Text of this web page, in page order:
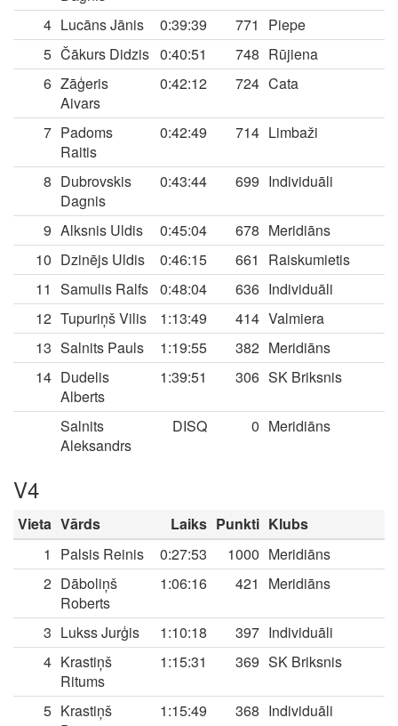
4 Lucāns Jānis 0:39:39 771
Piepe
5 Čākurs Didzis 0:40:51 748 Rūjiena
6 Zāģeris
Aivars
0:42:12 724 Cata
7 Padoms
Raitis
0:42:49 714 Limbaži
8 Dubrovskis
Dagnis
0:43:44 699 Individuāli
9 Alksnis Uldis 0:45:04 678 Meridiāns
10 Dzinējs Uldis 0:46:15 661
Raiskumietis
11 Samulis Ralfs 0:48:04 636 Individuāli
12 Tupuriņš Vilis 1:13:49 414 Valmiera
13 Salnits Pauls 1:19:55 382 Meridiāns
14 Dudelis
Alberts
1:39:51 306 SK Briksnis
Salnits
Aleksandrs
DISQ 0 Meridiāns
V4
Vieta Vārds Laiks Punkti Klubs
1
Palsis Reinis 0:27:53 1000 Meridiāns
2 Dāboliņš
Roberts
1:06:16 421 Meridiāns
3 Lukss Jurģis 1:10:18 397 Individuāli
4 Krastiņš
Ritums
1:15:31 369 SK Briksnis
5 Krastiņš
1:15:49 368 Individuāli